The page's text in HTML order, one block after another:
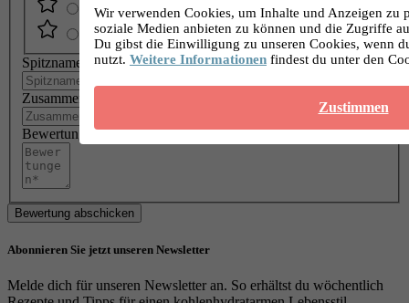
Wir verwenden Cookies, um Inhalte und Anzeigen zu
soziale Medien anbieten zu können und die Zugriffe
Du gibst die Einwilligung zu unseren Cookies, wenn
nutzt. Weitere Informationen findest du unter den
Zustimmen
Spitzname
Zusammenfassung
Bewertungen
Bewertung abschicken
Abonnieren Sie jetzt unseren Newsletter
Melde dich für unseren Newsletter an. So erhältst du wöchentlich